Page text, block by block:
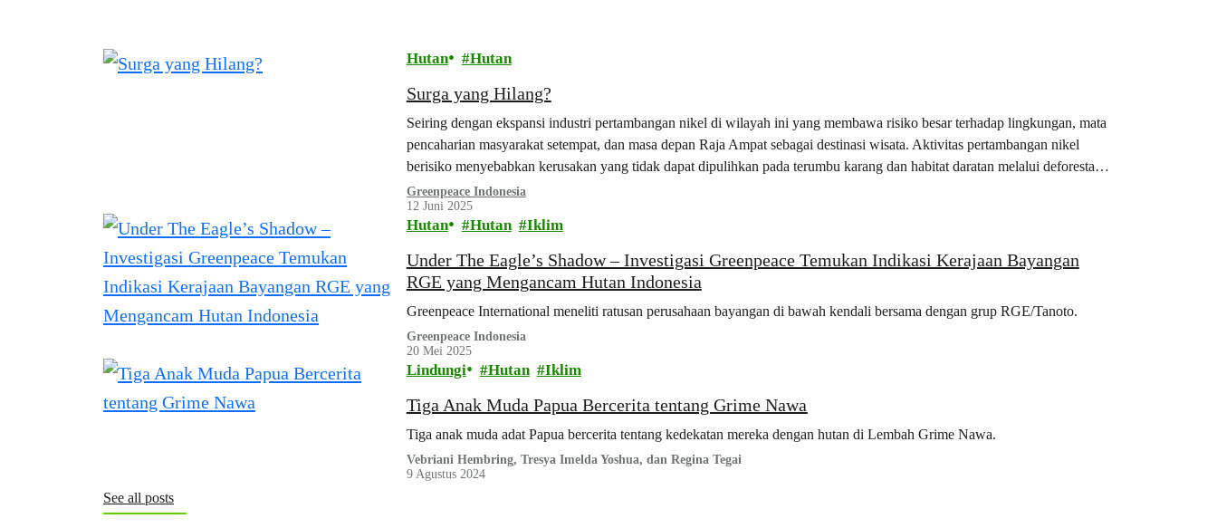
Hutan Hutan
Surga yang Hilang?
Seiring dengan ekspansi industri pertambangan nikel di wilayah ini yang membawa risiko besar terhadap lingkungan, mata
pencaharian masyarakat setempat, dan masa depan Raja Ampat sebagai destinasi wisata. Aktivitas pertambangan nikel
berisiko menyebabkan kerusakan yang tidak dapat dipulihkan pada terumbu karang dan habitat daratan melalui deforestasi,
sedimentasi, dan polusi.
Greenpeace Indonesia
12 Juni 2025
Hutan Hutan Iklim
Under The Eagle’s Shadow – Investigasi Greenpeace Temukan Indikasi Kerajaan Bayangan
RGE yang Mengancam Hutan Indonesia
Greenpeace International meneliti ratusan perusahaan bayangan di bawah kendali bersama dengan grup RGE/Tanoto.
Greenpeace Indonesia
20 Mei 2025
Lindungi Hutan Iklim
Tiga Anak Muda Papua Bercerita tentang Grime Nawa
Tiga anak muda adat Papua bercerita tentang kedekatan mereka dengan hutan di Lembah Grime Nawa.
Vebriani Hembring, Tresya Imelda Yoshua, dan Regina Tegai
9 Agustus 2024
See all posts